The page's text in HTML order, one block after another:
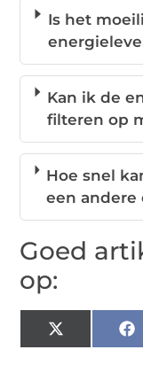
Is het
Kan ik de
filteren op
Hoe snel
een andere
Goed
op:
X
(Twitter)